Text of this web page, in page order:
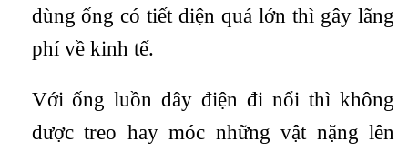
dùng ống có tiết diện quá lớn thì gây lãng
phí về kinh tế.
Với ống luồn dây điện đi nổi thì không
được treo hay móc những vật nặng lên